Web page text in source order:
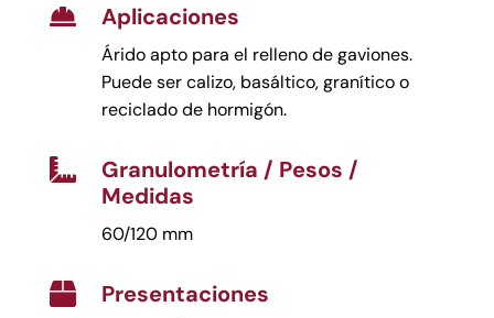
 Aplicaciones
Árido apto para el relleno de gaviones.
Puede ser calizo, basáltico, granítico o
reciclado de hormigón.

Granulometría / Pesos /
Medidas
60/120 mm
 Presentaciones